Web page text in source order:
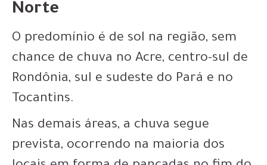
Norte
O predomínio é de sol na região, sem
chance de chuva no Acre, centro-sul de
Rondônia, sul e sudeste do Pará e no
Tocantins.
Nas demais áreas, a chuva segue
prevista, ocorrendo na maioria dos